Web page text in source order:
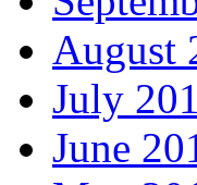
August
July
June